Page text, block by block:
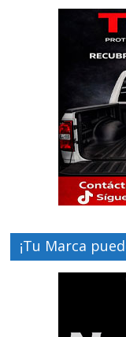
¡Tu Marca